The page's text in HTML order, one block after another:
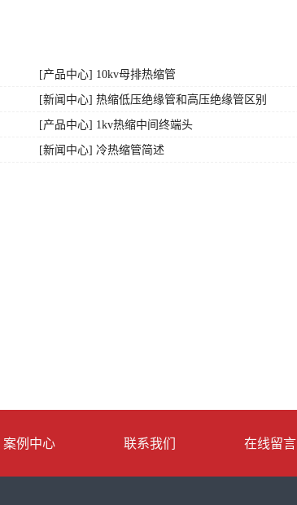
[产品中心] 10kv母排热缩管
[新闻中心] 热缩低压绝缘管和高压绝缘管区别
[产品中心] 1kv热缩中间终端头
[新闻中心] 冷热缩管简述
案例中心 联系我们 在线留言